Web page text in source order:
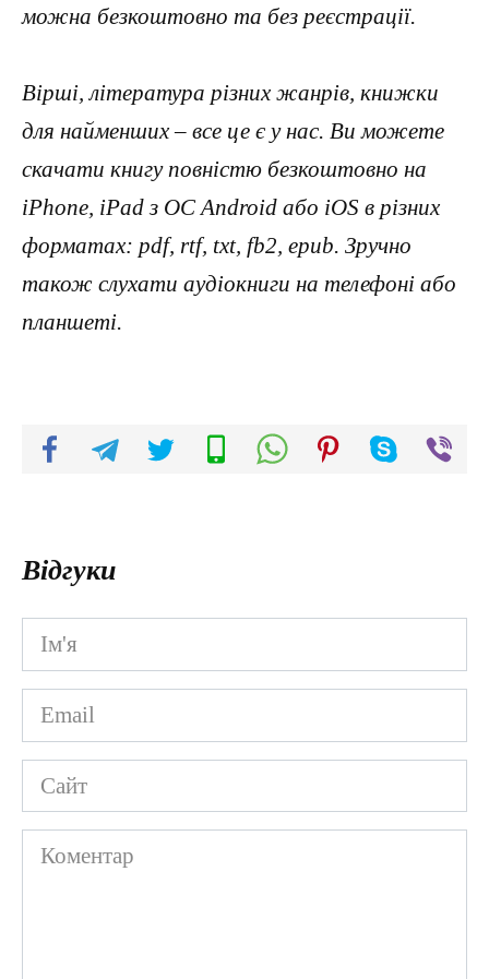
можна безкоштовно та без реєстрації.
Вірші, література різних жанрів, книжки
для найменших – все це є у нас. Ви можете
скачати книгу повністю безкоштовно на
iPhone, iPad з ОС Android або iOS в різних
форматах: pdf, rtf, txt, fb2, epub. Зручно
також слухати аудіокниги на телефоні або
планшеті.
Відгуки
Ім'я
*
Email
*
Сайт
Коментар